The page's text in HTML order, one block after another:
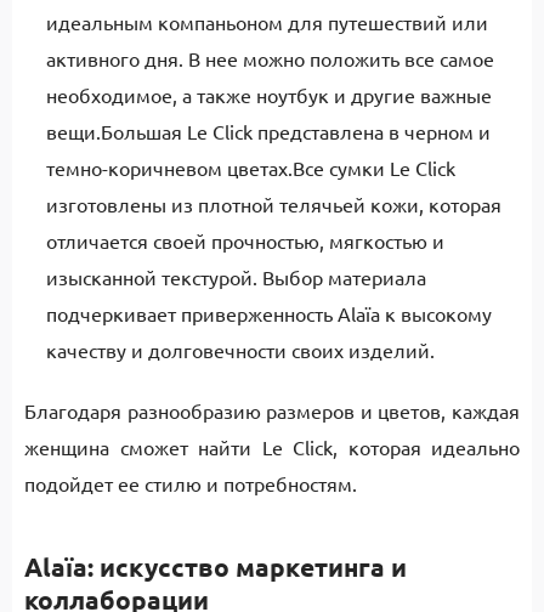
идеальным компаньоном для путешествий или
активного дня. В нее можно положить все самое
необходимое, а также ноутбук и другие важные
вещи.Большая Le Click представлена в черном и
темно-коричневом цветах.Все сумки Le Click
изготовлены из плотной телячьей кожи, которая
отличается своей прочностью, мягкостью и
изысканной текстурой. Выбор материала
подчеркивает приверженность Alaïa к высокому
качеству и долговечности своих изделий.
Благодаря разнообразию размеров и цветов, каждая
женщина сможет найти Le Click, которая идеально
подойдет ее стилю и потребностям.
Alaïa: искусство маркетинга и
коллаборации